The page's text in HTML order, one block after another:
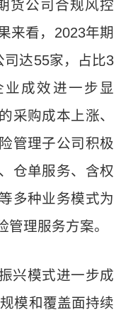
货公司合规风控
来看，2023年期
司达55家，占比3
成效进一步显
采购成本上涨、
管理子公司积极
仓单服务、含权
多种业务模式为
理服务方案。
兴模式进一步成
模和覆盖面持续